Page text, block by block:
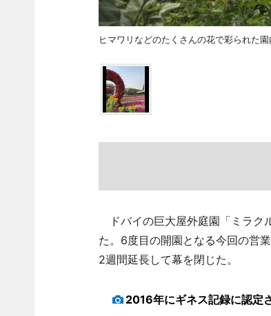
ヒマワリなどのたくさんの花で彩られた園
ドバイの巨大屋外庭園「ミラク
た。6度目の開園となる今回の営
2週間延長して幕を閉じた。
2016年にギネス記録に認定